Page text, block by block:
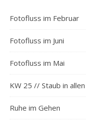
Fotofluss im Februar
Fotofluss im Juni
Fotofluss im Mai
KW 25 // Staub in
Ruhe im Gehen